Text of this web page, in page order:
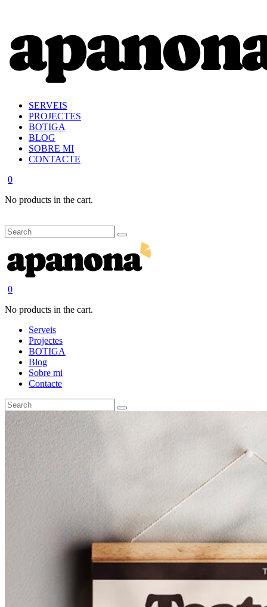
SERVEIS
PROJECTES
BOTIGA
BLOG
SOBRE MI
CONTACTE
0
No products in the cart.
0
No products in the cart.
Serveis
Projectes
BOTIGA
Blog
Sobre mi
Contacte